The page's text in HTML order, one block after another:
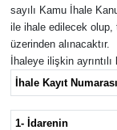
sayılı Kamu İhale
ile ihale edilecek
üzerinden alınacaktır.
İhaleye ilişkin
İhale Kayıt
1- İdarenin
GÜNCEL
GÜNDEM
MAGAZİN
Son
Haber